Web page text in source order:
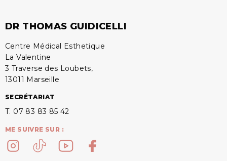
DR THOMAS GUIDICELLI
Centre Médical Esthetique
La Valentine
3 Traverse des Loubets,
13011 Marseille
SECRÉTARIAT
T. 07 83 83 85 42
ME SUIVRE SUR :